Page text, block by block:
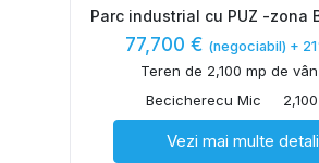
Parc industrial cu PUZ -zona
77,700 € (negociabil) +
Teren de 2,100 mp de
Becicherecu Mic
Vezi mai multe